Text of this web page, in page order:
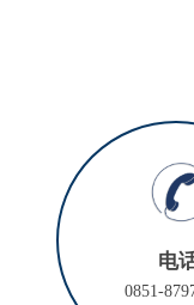
电
0851-